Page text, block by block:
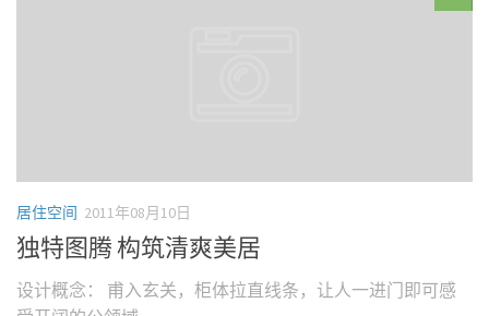
居住空间 2011年08月10日
独特图腾 构筑清爽美居
设计概念： 甫入玄关，柜体拉直线条，让人一进门即可感